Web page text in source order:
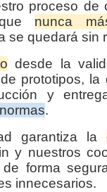
proceso de
nunca
se quedará sin
desde la
prototipos,
y
.
garantiza la
y nuestros
forma
innecesarios.